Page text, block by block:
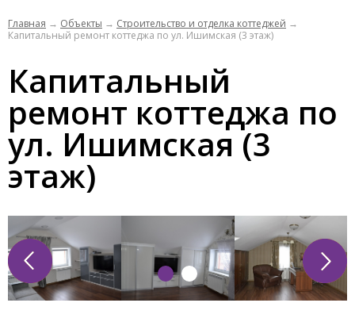
Главная → Объекты → Строительство и отделка коттеджей →
Капитальный ремонт коттеджа по ул. Ишимская (3 этаж)
Капитальный
ремонт коттеджа по
ул. Ишимская (3
этаж)